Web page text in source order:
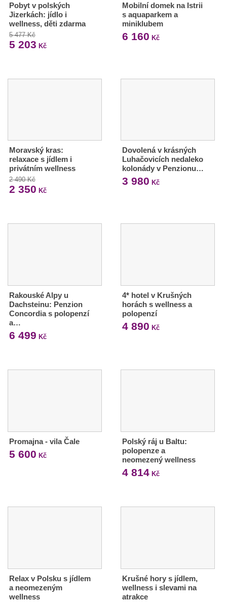
Pobyt v polských
Jizerkách: jídlo i
wellness, děti zdarma
5 477 Kč
5 203 Kč
Mobilní domek na Istrii
s aquaparkem a
miniklubem
6 160 Kč
Moravský kras:
relaxace s jídlem i
privátním wellness
2 490 Kč
2 350 Kč
Dovolená v krásných
Luhačovicích nedaleko
kolonády v Penzionu…
3 980 Kč
Rakouské Alpy u
Dachsteinu: Penzion
Concordia s polopenzí
a…
6 499 Kč
4* hotel v Krušných
horách s wellness a
polopenzí
4 890 Kč
Promajna - vila Čale
5 600 Kč
Polský ráj u Baltu:
polopenze a
neomezený wellness
4 814Kč
Relax v Polsku s jídlem
a neomezeným
wellness
Krušné hory s jídlem,
wellness i slevami na
atrakce